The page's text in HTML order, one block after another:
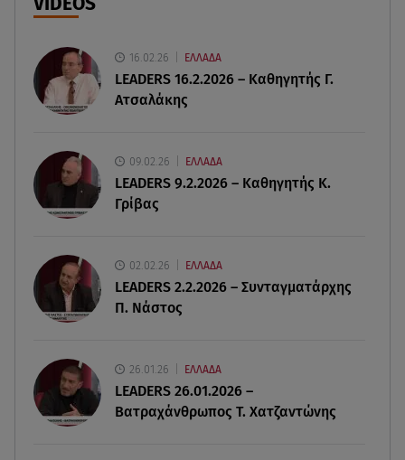
07.08.26 , 09:03
07.08.26 , 08:51
Marfin: Έφτασε στην Αθήνα η 46χρονη μετά την
07.08.26 , 08:51
Χρηστίδου: Ο «photobomber» ανάμεσα σε εκείνη
και τη Χριστίνα Κοντοβά
Μάλια: «Είδα τα παιδάκια να κουνάνε τα χέρια
και να ζητάνε βοήθεια»
Αναφορές για νεκρούς
16.02.26 ΕΛΛΑΔΑ
LEADERS 16.2.2026 – Καθηγητής Γ.
Ατσαλάκης
09.02.26 ΕΛΛΑΔΑ
LEADERS 9.2.2026 – Καθηγητής Κ.
Γρίβας
02.02.26 ΕΛΛΑΔΑ
LEADERS 2.2.2026 – Συνταγματάρχης
Π. Νάστος
26.01.26 ΕΛΛΑΔΑ
LEADERS 26.01.2026 –
Βατραχάνθρωπος Τ. Χατζαντώνης